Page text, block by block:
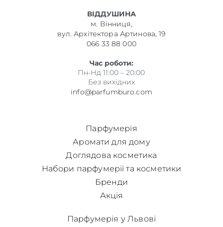
ВІДДУШИНА
м. Вінниця,
вул. Архітектора Артинова, 19
066 33 88 000
Час роботи:
Пн-Нд 11:00 – 20:00
Без вихідних
info@parfumburo.com
Парфумерія
Аромати для дому
Доглядова косметика
Набори парфумерії та косметики
Бренди
Акція
Парфумерія у Львові